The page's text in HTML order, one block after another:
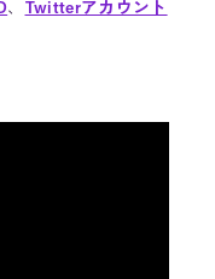
、 Twitterアカウント